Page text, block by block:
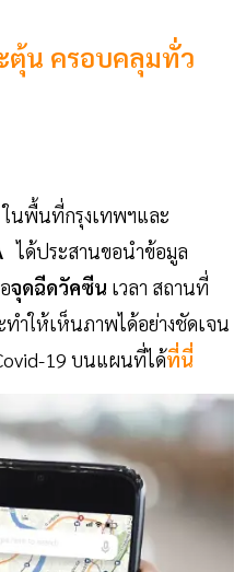
ตุ้น ครอบคลุมทั่ว
นพื้นที่กรุงเทพฯและ
ได้ประสานขอนำข้อมูล
จุดฉีดวัคซีน เวลา สถานที่
ำให้เห็นภาพได้อย่างชัดเจน
19 บนแผนที่ได้ที่นี่